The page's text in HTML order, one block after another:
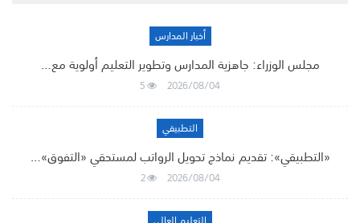
أخبار المدارس
مجلس الوزراء: جاهزية المدارس وتطوير التعليم أولوية مع…
2026/08/04
5
التطبيقي
«التطبيقي»: تقديم نماذج تحويل الرواتب لمستحقي «التفوق»…
2026/08/04
2